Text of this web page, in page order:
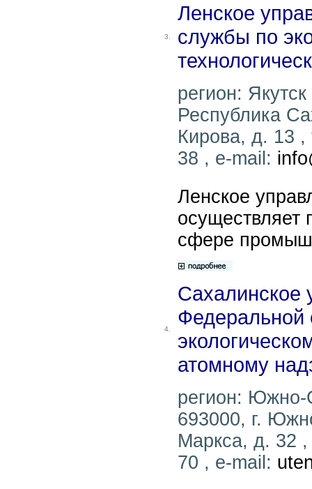
3.
Ленское
службы по
регион:
Республика
Кирова, д. 13
38 , e-mail:
Ленское
осуществляет
сфере
4.
Сахалинское
атомному
регион: Южно-
693000, г.
Маркса, д. 32
70 , e-mail: